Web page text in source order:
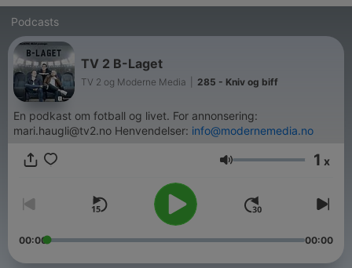
Podcasts
TV 2 B-Laget
TV 2 og Moderne Media 285 - Kniv og biff
En podkast om fotball og livet. For annonsering:
mari.haugli@tv2.no Henvendelser: info@modernemedia.no
Lautstärke 1 x
00:00 00:00